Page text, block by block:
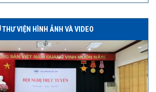
THƯ VIỆN HÌNH ẢNH VÀ VIDEO